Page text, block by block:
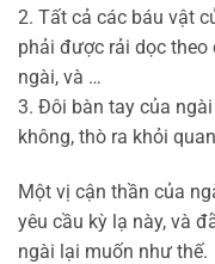
2. Tất cả các báu vật
phải được rải dọc
ngài, và …
3. Đôi bàn tay của
không, thò ra khỏi
Một vị cận thần của
yêu cầu kỳ lạ này, và
ngài lại muốn như thế.